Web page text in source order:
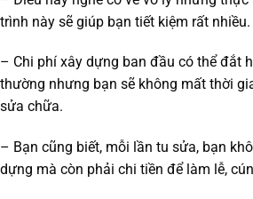
trình này sẽ giúp bạn tiết kiệm rất nhiều.
– Chi phí xây dựng ban đầu có thể đắt
thường nhưng bạn sẽ không mất thời
sửa chữa.
– Bạn cũng biết, mỗi lần tu sửa, bạn
dựng mà còn phải chi tiền để làm lễ,